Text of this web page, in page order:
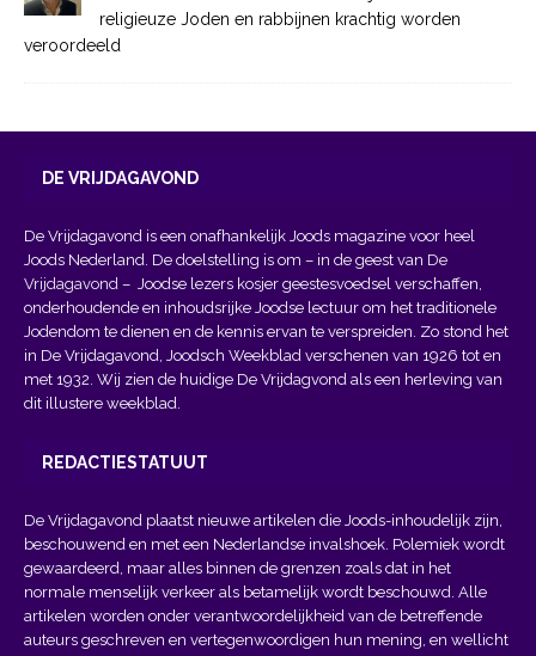
religieuze Joden en rabbijnen krachtig worden
veroordeeld
DE VRIJDAGAVOND
De Vrijdagavond is een onafhankelijk Joods magazine voor heel
Joods Nederland. De doelstelling is om – in de geest van De
Vrijdagavond – Joodse lezers kosjer geestesvoedsel verschaffen,
onderhoudende en inhoudsrijke Joodse lectuur om het traditionele
Jodendom te dienen en de kennis ervan te verspreiden. Zo stond het
in De Vrijdagavond, Joodsch Weekblad verschenen van 1926 tot en
met 1932. Wij zien de huidige De Vrijdagvond als een herleving van
dit illustere weekblad.
REDACTIESTATUUT
De Vrijdagavond plaatst nieuwe artikelen die Joods-inhoudelijk zijn,
beschouwend en met een Nederlandse invalshoek. Polemiek wordt
gewaardeerd, maar alles binnen de grenzen zoals dat in het
normale menselijk verkeer als betamelijk wordt beschouwd. Alle
artikelen worden onder verantwoordelijkheid van de betreffende
auteurs geschreven en vertegenwoordigen hun mening, en wellicht